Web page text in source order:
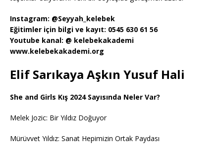
Instagram: @Seyyah_kelebek
Eğitimler için bilgi ve kayıt: 0545 630 61 56
Youtube kanal: @ kelebekakademi
www.kelebekakademi.org
Elif Sarıkaya Aşkın Yusuf Hali
She and Girls Kış 2024 Sayısında Neler Var?
Melek Jozic: Bir Yıldız Doğuyor
Mürüvvet Yıldız: Sanat Hepimizin Ortak Paydası